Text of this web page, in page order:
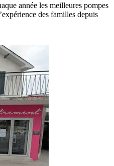
année les meilleures pompes
des familles depuis